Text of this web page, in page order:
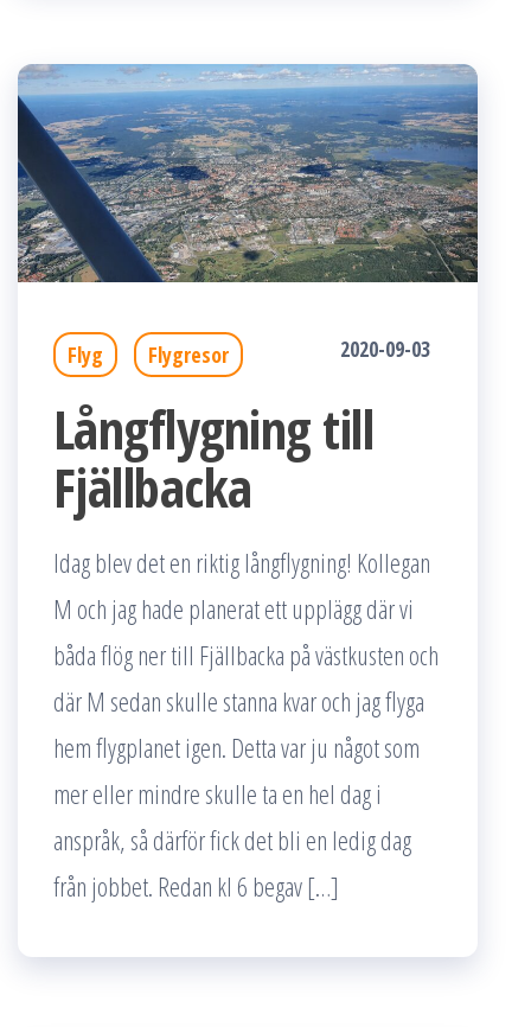
Flyg Flygresor 2020-09-03
Långflygning till
Fjällbacka
Idag blev det en riktig långflygning! Kollegan
M och jag hade planerat ett upplägg där vi
båda flög ner till Fjällbacka på västkusten och
där M sedan skulle stanna kvar och jag flyga
hem flygplanet igen. Detta var ju något som
mer eller mindre skulle ta en hel dag i
anspråk, så därför fick det bli en ledig dag
från jobbet. Redan kl 6 begav […]